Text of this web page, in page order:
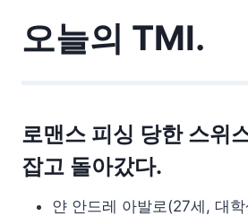
오늘의 TMI.
로맨스 피싱 당한 스위
잡고 돌아갔다.
얀 안드레 아발로(27세, 대학